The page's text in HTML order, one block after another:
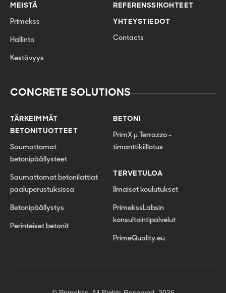
MEISTÄ
Primekss
Hallinto
Kestävyys
REFERENSSIKOHTEET
YHTEYSTIEDOT
Contacts
CONCRETE SOLUTIONS
TÄRKEIMMÄT
BETONITUOTTEET
Saumattomat
betonipäällysteet
Saumattomat betonilattiat
paaluperustuksissa
Betonipäällystys
Perinteiset betonit
BETONI
PrīmX µ Terrazzo -
timanttikiillotus
TERVETULOA
Ilmaiset koulutukset
PrimekssLabsin
konsultointipalvelut
PrimeQuality.eu